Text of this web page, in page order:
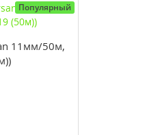
Популярный
11мм/50м,